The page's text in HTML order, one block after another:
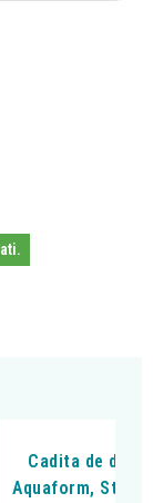
Cadita de dus
Aquaform,